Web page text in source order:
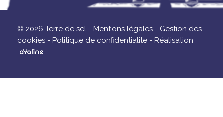
© 2026 Terre de sel - Mentions légales - Gestion des
cookies - Politique de confidentialite - Réalisation